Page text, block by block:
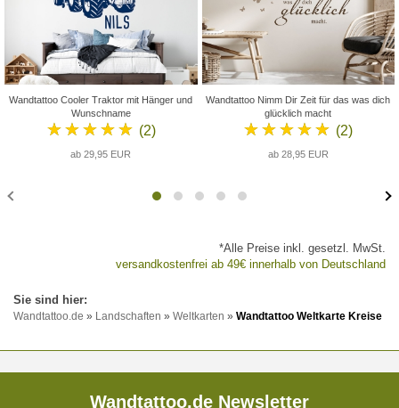
Wandtattoo Cooler Traktor mit Hänger und
Wunschname
★★★★★ (2)
ab 29,95 EUR
Wandtattoo Nimm Dir Zeit für das was dich
glücklich macht
★★★★★ (2)
ab 28,95 EUR
*Alle Preise inkl. gesetzl. MwSt.
versandkostenfrei ab 49€ innerhalb von Deutschland
Wandtattoo.de » Landschaften » Weltkarten » Wandtattoo Weltkarte Kreise
Wandtattoo.de Newsletter